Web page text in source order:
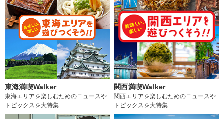
東海満喫Walker
東海エリアを楽しむためのニュースや
トピックスを大特集
関西満喫Walker
関西エリアを楽しむためのニュースや
トピックスを大特集